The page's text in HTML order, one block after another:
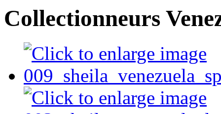
Collectionneurs